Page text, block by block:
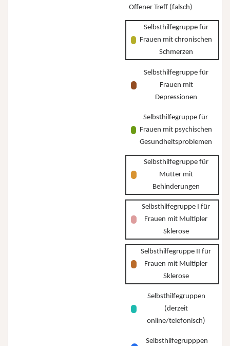
Offener Treff (falsch)
Selbsthilfegruppe für
Frauen mit chronischen
Schmerzen
Selbsthilfegruppe für
Frauen mit
Depressionen
Selbsthilfegruppe für
Frauen mit psychischen
Gesundheitsproblemen
Selbsthilfegruppe für
Mütter mit
Behinderungen
Selbsthilfegruppe I für
Frauen mit Multipler
Sklerose
Selbsthilfegruppe II für
Frauen mit Multipler
Sklerose
Selbsthilfegruppen
(derzeit
online/telefonisch)
Selbsthilfegrupppen